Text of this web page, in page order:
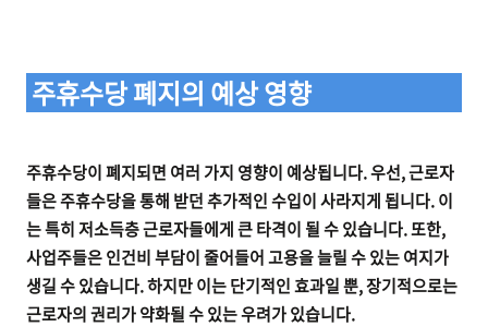
주휴수당 폐지의 예상 영향
주휴수당이 폐지되면 여러 가지 영향이 예상됩니다. 우선, 근로자
들은 주휴수당을 통해 받던 추가적인 수입이 사라지게 됩니다. 이
는 특히 저소득층 근로자들에게 큰 타격이 될 수 있습니다. 또한,
사업주들은 인건비 부담이 줄어들어 고용을 늘릴 수 있는 여지가
생길 수 있습니다. 하지만 이는 단기적인 효과일 뿐, 장기적으로는
근로자의 권리가 약화될 수 있는 우려가 있습니다.